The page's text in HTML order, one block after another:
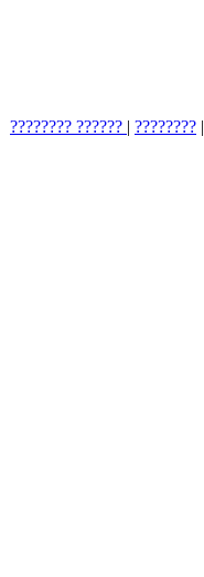
???????? ?????? | ???????? |